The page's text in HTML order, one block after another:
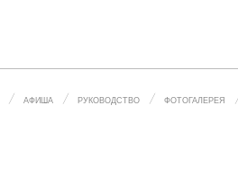
АФИША РУКОВОДСТВО ФОТОГАЛЕРЕЯ